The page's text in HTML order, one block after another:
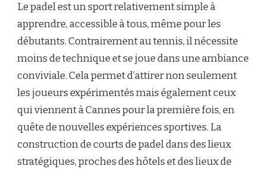
Le padel est un sport relativement simple à
apprendre, accessible à tous, même pour les
débutants. Contrairement au tennis, il nécessite
moins de technique et se joue dans une ambiance
conviviale. Cela permet d’attirer non seulement
les joueurs expérimentés mais également ceux
qui viennent à Cannes pour la première fois, en
quête de nouvelles expériences sportives. La
construction de courts de padel dans des lieux
stratégiques, proches des hôtels et des lieux de